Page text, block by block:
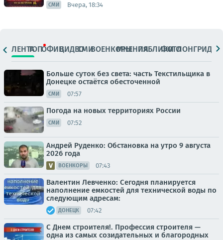
СМИ Вчера, 18:34
ЛЕНТАТОПОФИЦ.ВИДЕОСМИВОЕНКОРЫМНЕНИЯПАБЛИКИ
ФОТОЛОНГРИДЫ
Больше суток без света: часть Текстильщика в
Донецке остаётся обесточенной
СМИ 07:57
Погода на новых территориях России
СМИ 07:52
Андрей Руденко: Обстановка на утро 9 августа
2026 года
ВОЕНКОРЫ 07:43
Валентин Левченко: Сегодня планируется
наполнение емкостей для технической воды по
следующим адресам:
ДОНЕЦК 07:42
С Днем строителя!. Профессия строителя —
одна из самых созидательных и благородных